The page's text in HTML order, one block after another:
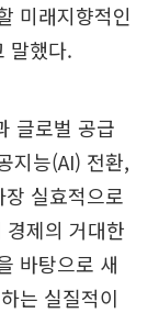
미래지향적인
말했다.
글로벌 공급
지능(AI) 전환,
실효적으로
제의 거대한
바탕으로 새
는 실질적이